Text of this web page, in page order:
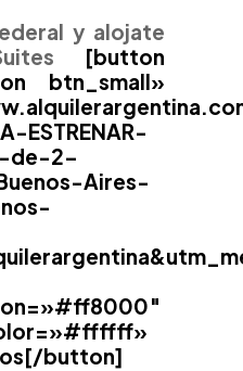
y alojate
[button
btn_small»
ESTRENAR-
de-2-
Aires-
button]